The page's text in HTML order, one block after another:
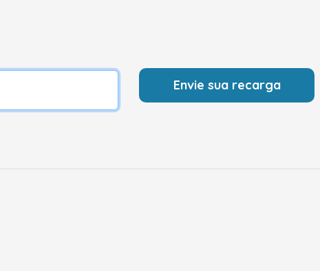
Envie sua recarga